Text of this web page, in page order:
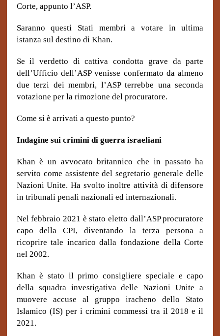
Corte, appunto l’ASP.
Saranno questi Stati membri a votare in ultima
istanza sul destino di Khan.
Se il verdetto di cattiva condotta grave da parte
dell’Ufficio dell’ASP venisse confermato da almeno
due terzi dei membri, l’ASP terrebbe una seconda
votazione per la rimozione del procuratore.
Come si è arrivati ​​a questo punto?
Indagine sui crimini di guerra israeliani
Khan è un avvocato britannico che in passato ha
servito come assistente del segretario generale delle
Nazioni Unite. Ha svolto inoltre attività di difensore
in tribunali penali nazionali ed internazionali.
Nel febbraio 2021 è stato eletto dall’ASP procuratore
capo della CPI, diventando la terza persona a
ricoprire tale incarico dalla fondazione della Corte
nel 2002.
Khan è stato il primo consigliere speciale e capo
della squadra investigativa delle Nazioni Unite a
muovere accuse al gruppo iracheno dello Stato
Islamico (IS) per i crimini commessi tra il 2018 e il
2021.